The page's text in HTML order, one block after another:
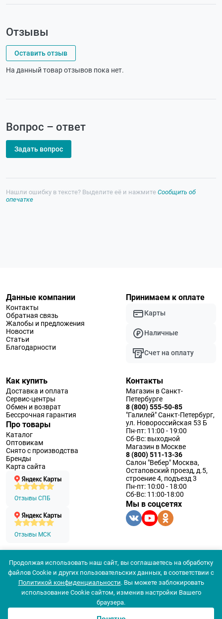
Отзывы
Оставить отзыв
На данный товар отзывов пока нет.
Вопрос – ответ
Задать вопрос
Нашли ошибку в тексте? Выделите её и нажмите Сообщить об
опечатке
Данные компании
Контакты
Обратная связь
Жалобы и предложения
Новости
Статьи
Благодарности
Принимаем к оплате
Карты
Наличные
Счет на оплату
Как купить
Доставка и оплата
Сервис-центры
Обмен и возврат
Бессрочная гарантия
Про товары
Каталог
Оптовикам
Снято с производства
Бренды
Карта сайта
Отзывы СПБ
Отзывы МСК
Контакты
Магазин в Санкт-
Петербурге
8 (800) 555-50-85
"Галилей" Санкт-Петербург,
ул. Новороссийская 53 Б
Пн-пт: 11:00 - 19:00
Сб-Вс: выходной
Магазин в Москве
8 (800) 511-13-36
Салон "Вебер" Москва,
Остаповский проезд, д.5,
строение 4, подъезд 3
Пн-пт: 10:00 - 18:00
Сб-Вс: 11:00-18:00
Мы в соцсетях
© 1994 — 2026 ООО «Наблюдательные приборы»
Политика конфеденциальности
Согласие на обработку персональных данных
Согласие использования
Продолжая использовать наш сайт, вы соглашаетесь на обработку
файлов Cookie и других пользовательских данных, в соответствии с
Политикой конфиденциальности. Вы можете заблокировать
использование Cookie сайтом, изменив настройки Вашего
браузера.